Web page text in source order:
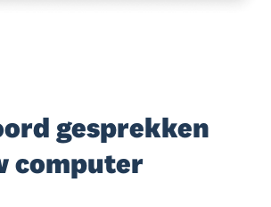
gesprekken
computer